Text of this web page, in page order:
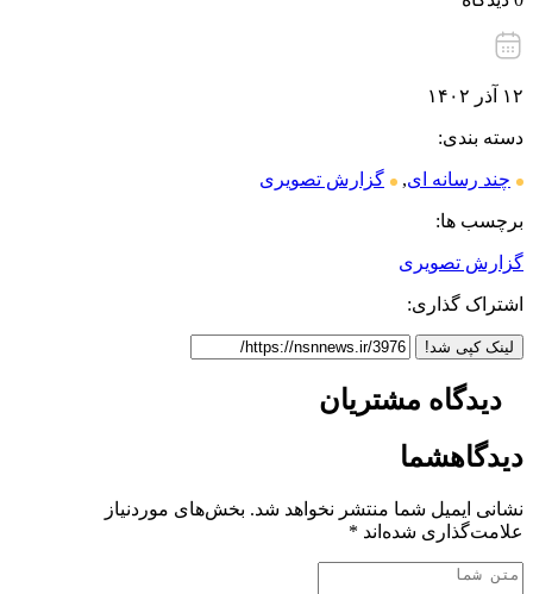
۱۲ آذر ۱۴۰۲
دسته بندی:
چند رسانه ای, گزارش تصویری
برچسب ها:
گزارش تصویری
اشتراک گذاری:
لینک کپی شد!
دیدگاه مشتریان
دیدگاهشما
نشانی ایمیل شما منتشر نخواهد شد. بخش‌های موردنیاز
علامت‌گذاری شده‌اند *